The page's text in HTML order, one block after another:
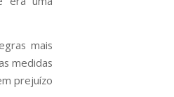
mais
medidas
prejuízo